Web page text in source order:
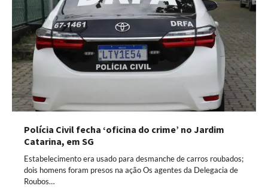
Polícia Civil fecha ‘oficina do crime’ no Jardim
Catarina, em SG
Estabelecimento era usado para desmanche de carros roubados;
dois homens foram presos na ação Os agentes da Delegacia de
Roubos…